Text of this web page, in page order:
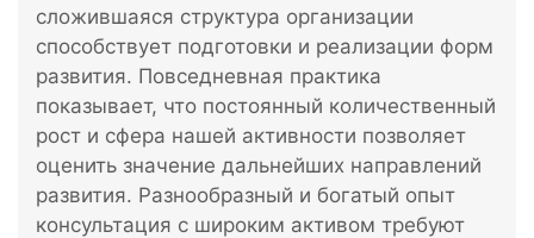
сложившаяся структура организации
способствует подготовки и реализации форм
развития. Повседневная практика
показывает, что постоянный количественный
рост и сфера нашей активности позволяет
оценить значение дальнейших направлений
развития. Разнообразный и богатый опыт
консультация с широким активом требуют